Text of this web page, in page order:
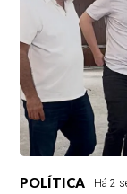
POLÍTICA Há 2